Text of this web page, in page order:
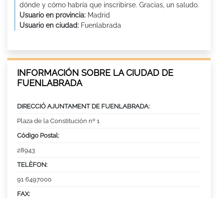
dónde y cómo habría que inscribirse. Gracias, un saludo.
Usuario en provincia: Madrid
Usuario en ciudad: Fuenlabrada
INFORMACIÓN SOBRE LA CIUDAD DE
FUENLABRADA
DIRECCIÓ AJUNTAMENT DE FUENLABRADA:
Plaza de la Constitución nº 1
Código Postal:
28943
TELÈFON:
91 6497000
FAX: